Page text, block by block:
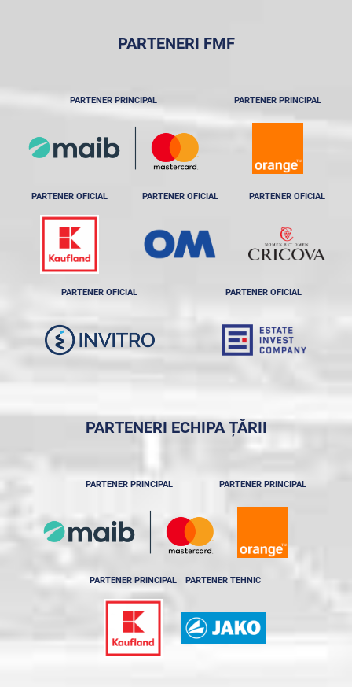
PARTENERI FMF
PARTENER PRINCIPAL PARTENER PRINCIPAL
PARTENER OFICIAL PARTENER OFICIAL PARTENER OFICIAL
PARTENER OFICIAL PARTENER OFICIAL
PARTENERI ECHIPA ȚĂRII
PARTENER PRINCIPAL PARTENER PRINCIPAL
PARTENER PRINCIPAL PARTENER TEHNIC